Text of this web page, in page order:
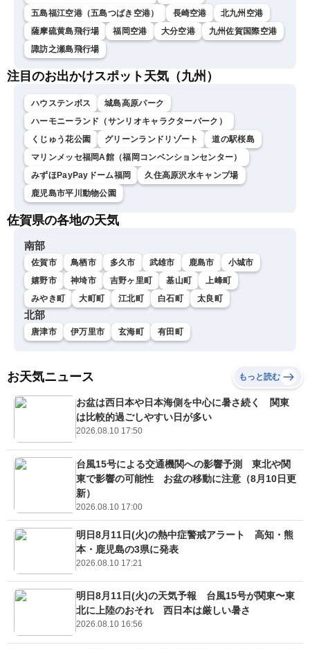
五島福江空港（五島つばき空港）
長崎空港
北九州空港
薩摩硫黄島飛行場
福岡空港 大分空港
九州佐賀国際空港
諏訪之瀬島飛行場
注目のお出かけスポット天気（九州）
ハウステンボス
城島高原パーク
ハーモニーランド（サンリオキャラクターパーク）
くじゅう花公園
グリーンランドリゾート
道の駅桜島
マリンメッセ福岡A館（福岡コンベンションセンター）
みずほPayPayドーム福岡
久住高原沢水キャンプ場
鹿児島市平川動物公園
佐賀県の各地の天気
南部
佐賀市 鳥栖市 多久市 武雄市 鹿島市
小城市
嬉野市
神埼市 吉野ヶ里町 基山町
上峰町
みやき町
大町町 江北町 白石町 太良町
北部
唐津市 伊万里市 玄海町 有田町
お天気ニュース もっと読む
お盆は西日本や日本海側を中心に暑さ続く 関東
は比較的過ごしやすい日が多い
2026.08.10 17:50
台風15号による交通機関への影響予測 東北や関
東で影響の可能性 お盆の移動に注意（8月10日更
新）
2026.08.10 17:00
明日8月11日(火)の熱中症警戒アラート 高知・熊
本・鹿児島の3県に発表
2026.08.10 17:21
明日8月11日(火)の天気予報 台風15号が関東〜東
北に上陸のおそれ 西日本は厳しい暑さ
2026.08.10 16:56